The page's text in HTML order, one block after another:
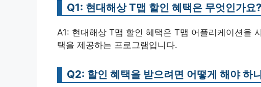
Q1: 현대해상 T맵 할인 혜택은 무엇인가요?
A1: 현대해상 T맵 할인 혜택은 T맵 어플리케이션을
택을 제공하는 프로그램입니다.
Q2: 할인 혜택을 받으려면 어떻게 해야 하